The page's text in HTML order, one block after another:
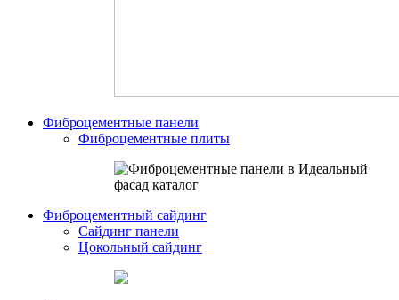
Фиброцементные панели
Фиброцементные плиты
Фиброцементный сайдинг
Сайдинг панели
Цокольный сайдинг